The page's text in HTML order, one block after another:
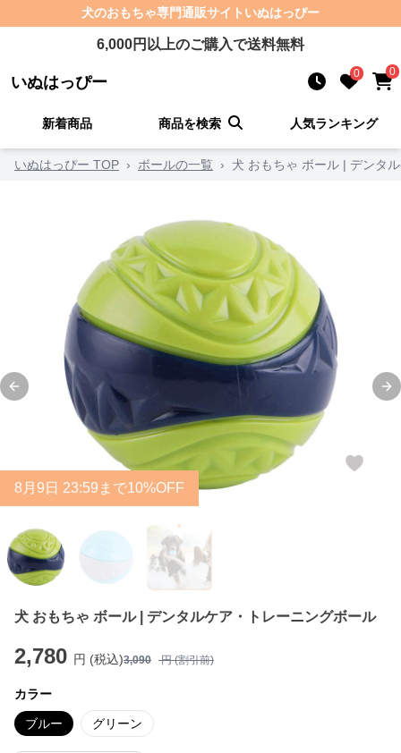
犬のおもちゃ専門通販サイト いぬはっぴー
6,000円以上のご購入で送料無料
いぬはっぴー 0 0
新着商品 商品を検索 人気ランキング
いぬはっぴー TOP › ボールの一覧 › 犬 おもちゃ ボール | デンタ
Previous slide
8 月 9 日 23:59まで10%OFF
犬 おもちゃ ボール | デンタルケア・トレーニングボール
2,780 円 (税込)3,090 円 (割引前)
カラー
ブルー グリーン